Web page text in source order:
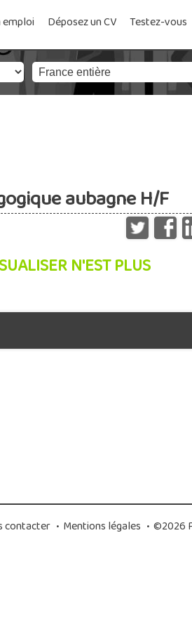
emploi Déposez un CV Testez-vous
aubagne H/F
N'EST PLUS
contacter • Mentions légales • ©2026